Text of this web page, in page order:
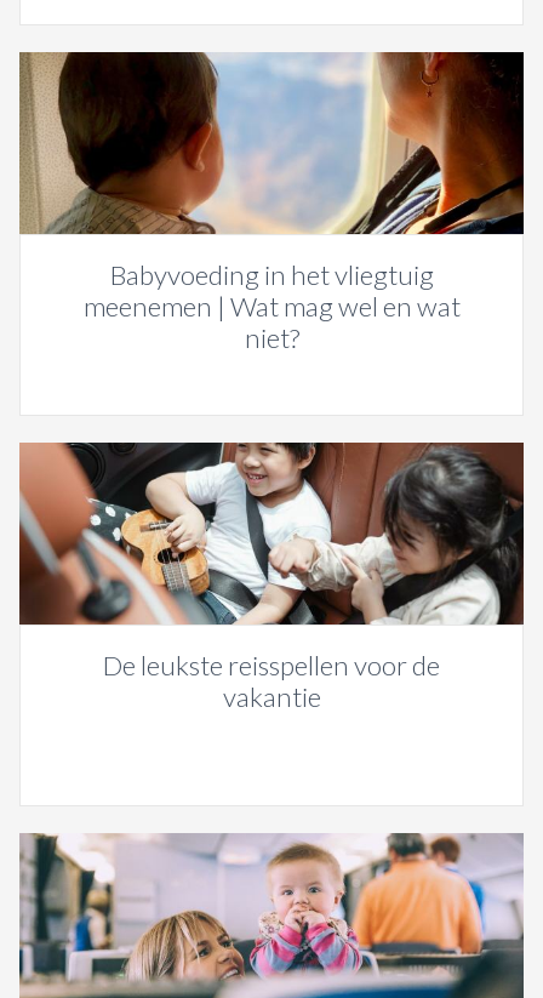
Babyvoeding in het vliegtuig
meenemen | Wat mag wel en wat
niet?
De leukste reisspellen voor de
vakantie